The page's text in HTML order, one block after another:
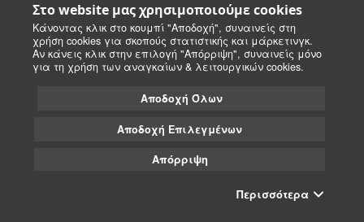
Στο website μας χρησιμοποιούμε cookies
Κάνοντας κλικ στο κουμπί "Αποδοχή", συναινείς στη
χρήση cookies για σκοπούς στατιστικής και μάρκετινγκ.
Αν κάνεις κλικ στην επιλογή "Απόρριψη", συναινείς μόνο
για τη χρήση των αναγκαίων & λειτουργικών cookies.
Αποδοχή Όλων
Αποδοχή Επιλεγμένων
Απόρριψη
Περισσότερα